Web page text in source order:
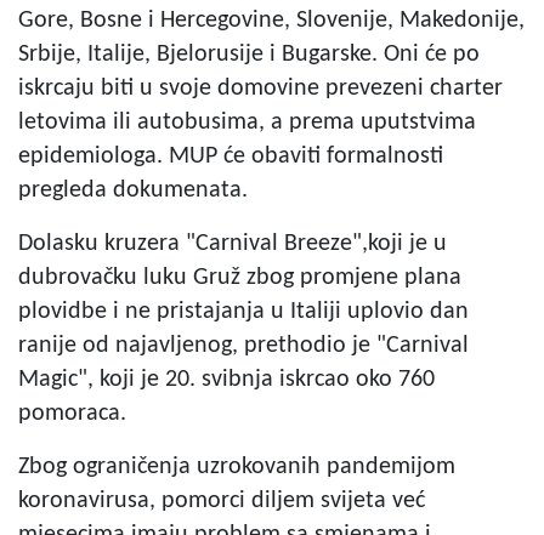
Gore, Bosne i Hercegovine, Slovenije, Makedonije,
Srbije, Italije, Bjelorusije i Bugarske. Oni će po
iskrcaju biti u svoje domovine prevezeni charter
letovima ili autobusima, a prema uputstvima
epidemiologa. MUP će obaviti formalnosti
pregleda dokumenata.
Dolasku kruzera "Carnival Breeze",koji je u
dubrovačku luku Gruž zbog promjene plana
plovidbe i ne pristajanja u Italiji uplovio dan
ranije od najavljenog, prethodio je "Carnival
Magic", koji je 20. svibnja iskrcao oko 760
pomoraca.
Zbog ograničenja uzrokovanih pandemijom
koronavirusa, pomorci diljem svijeta već